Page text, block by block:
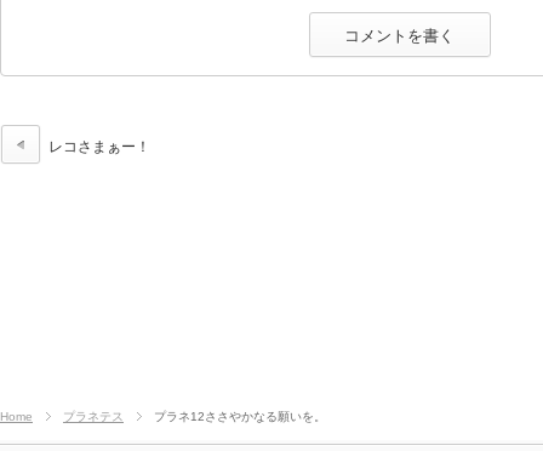
レコさまぁー！
Home プラネテス プラネ12ささやかなる願いを。